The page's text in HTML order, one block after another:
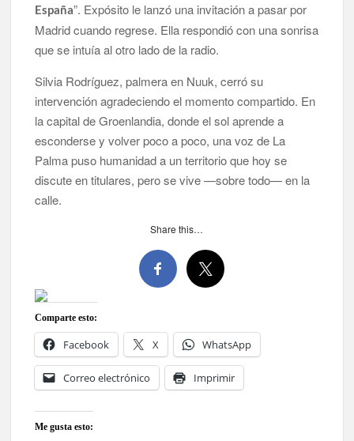
España”. Expósito le lanzó una invitación a pasar por
Madrid cuando regrese. Ella respondió con una sonrisa
que se intuía al otro lado de la radio.
Silvia Rodríguez, palmera en Nuuk, cerró su
intervención agradeciendo el momento compartido. En
la capital de Groenlandia, donde el sol aprende a
esconderse y volver poco a poco, una voz de La
Palma puso humanidad a un territorio que hoy se
discute en titulares, pero se vive —sobre todo— en la
calle.
Share this…
Comparte esto:
Facebook X WhatsApp
Correo electrónico Imprimir
Me gusta esto: